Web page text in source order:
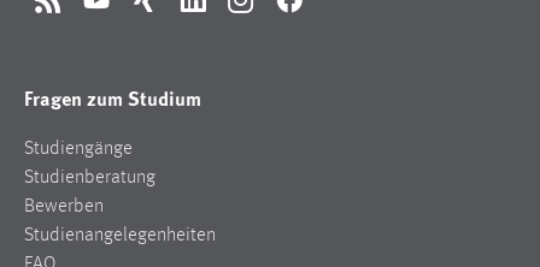
RSS YouTubeXing LinkedInInstagramFacebook
Fragen zum Studium
Studiengänge
Studienberatung
Bewerben
Studienangelegenheiten
Name:
Zweck:
Dieser Cookie ist notwendig um sich an der Website
einloggen zu können.